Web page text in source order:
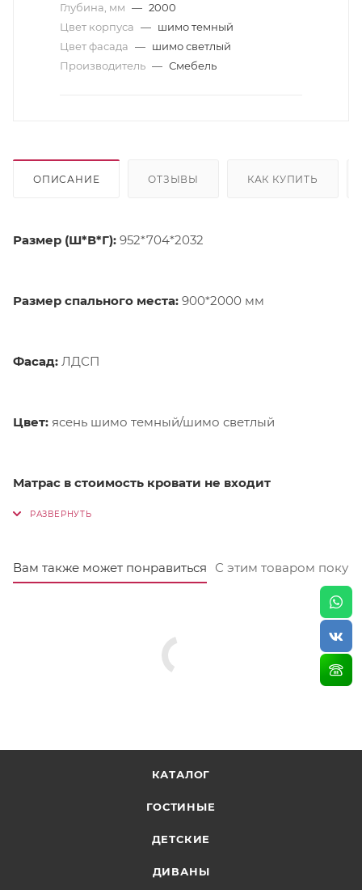
Глубина, мм — 2000
Цвет корпуса — шимо темный
Цвет фасада — шимо светлый
Производитель — Смебель
ОПИСАНИЕ ОТЗЫВЫ КАК КУПИТЬ
Размер (Ш*В*Г): 952*704*2032
Размер спального места: 900*2000 мм
Фасад: ЛДСП
Цвет: ясень шимо темный/шимо светлый
Матрас в стоимость кровати не входит
Вам также может понравиться С этим товаром
КАТАЛОГ
ГОСТИНЫЕ
ДЕТСКИЕ
ДИВАНЫ